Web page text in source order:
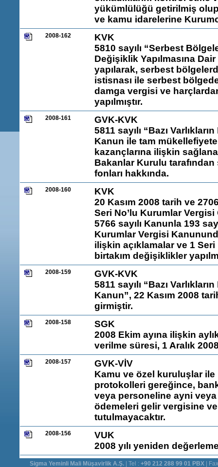
yükümlülüğü getirilmiş
ve kamu idarelerine
2008-162
KVK
5810 sayılı “Serbest
Değişiklik Yapılmasına
yapılarak, serbest
istisnası ile serbest
damga vergisi ve
yapılmıştır.
2008-161
GVK-KVK
5811 sayılı “Bazı
Kanun ile tam
kazançlarına ilişkin
Bakanlar Kurulu
fonları hakkında.
2008-160
KVK
20 Kasım 2008 tarih ve
Seri No’lu Kurumlar
5766 sayılı Kanunla 193
Kurumlar Vergisi
ilişkin açıklamalar ve 1
birtakım değişiklikler
2008-159
GVK-KVK
5811 sayılı “Bazı
Kanun”, 22 Kasım 2008
girmiştir.
2008-158
SGK
2008 Ekim ayına ilişkin
verilme süresi, 1 Aralık
2008-157
GVK-VİV
Kamu ve özel kuruluşlar ile
protokolleri gereğince,
veya personeline ayni
ödemeleri gelir vergisine
tutulmayacaktır.
2008-156
VUK
2008 yılı yeniden
Sigma Yeminli Mali Müşavirlik A.Ş. | Tel : +90 212 288 99 01 PBX |